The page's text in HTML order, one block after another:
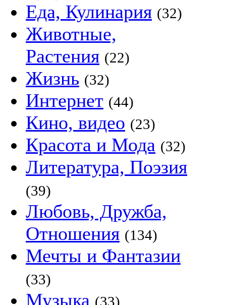
Еда, Кулинария (32)
Животные,
Растения (22)
Жизнь (32)
Интернет (44)
Кино, видео (23)
Красота и Мода (32)
Литература, Поэзия
(39)
Любовь, Дружба,
Отношения (134)
Мечты и Фантазии
(33)
Музыка (33)